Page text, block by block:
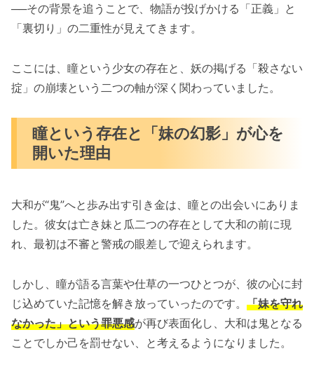
──その背景を追うことで、物語が投げかける「正義」と
「裏切り」の二重性が見えてきます。
ここには、瞳という少女の存在と、妖の掲げる「殺さない
掟」の崩壊という二つの軸が深く関わっていました。
瞳という存在と「妹の幻影」が心を
開いた理由
大和が“鬼”へと歩み出す引き金は、瞳との出会いにありま
した。彼女は亡き妹と瓜二つの存在として大和の前に現
れ、最初は不審と警戒の眼差しで迎えられます。
しかし、瞳が語る言葉や仕草の一つひとつが、彼の心に封
じ込めていた記憶を解き放っていったのです。 「妹を守れ
なかった」という罪悪感が再び表面化し、大和は鬼となる
ことでしか己を罰せない、と考えるようになりました。